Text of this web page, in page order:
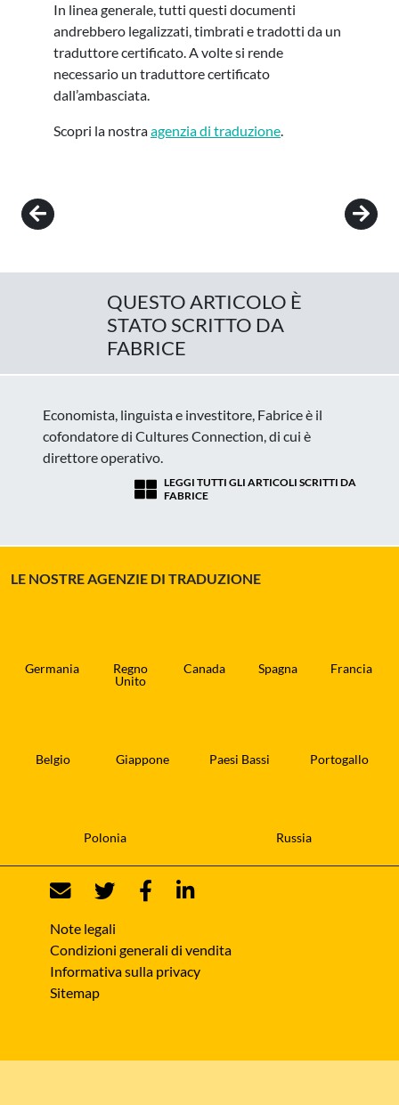
In linea generale, tutti questi documenti
andrebbero legalizzati, timbrati e tradotti da un
traduttore certificato. A volte si rende
necessario un traduttore certificato
dall’ambasciata.
Scopri la nostraagenzia di traduzione.
Post navigation
QUESTO ARTICOLO È
STATO SCRITTO DA
FABRICE
Economista, linguista e investitore, Fabrice è il
cofondatore di Cultures Connection, di cui è
direttore operativo.
LEGGI TUTTI GLI ARTICOLI SCRITTI DA
FABRICE
LE NOSTRE AGENZIE DI TRADUZIONE
Germania
Regno
Unito
Canada Spagna Francia
Belgio Giappone Paesi Bassi Portogallo
Polonia Russia
Note legali
Condizioni generali di vendita
Informativa sulla privacy
Sitemap